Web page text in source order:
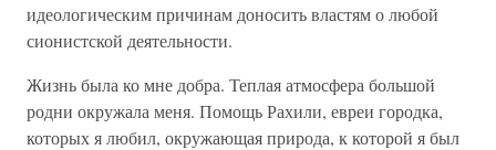
идеологическим причинам доносить властям о любой
сионистской деятельности.
Жизнь была ко мне добра. Теплая атмосфера большой
родни окружала меня. Помощь Рахили, евреи городка,
которых я любил, окружающая природа, к которой я был